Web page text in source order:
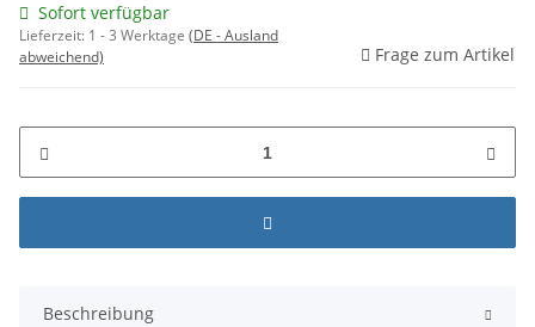
Sofort verfügbar
Lieferzeit: 1 - 3 Werktage (DE - Ausland
abweichend)
Frage zum Artikel
Beschreibung